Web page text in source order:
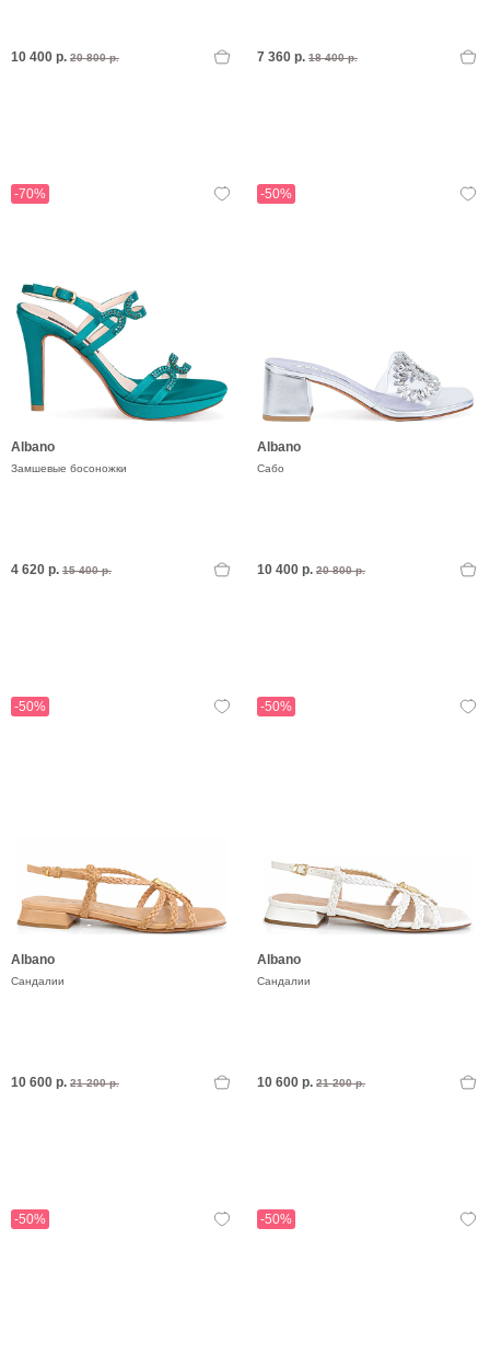
10 400 р. 20 800 р. 7 360 р. 18 400 р.
-70%
Albano
Замшевые босоножки
4 620 р. 15 400 р.
-50%
Albano
Сабо
10 400 р. 20 800 р.
-50%
Albano
Сандалии
10 600 р. 21 200 р.
-50%
Albano
Сандалии
10 600 р. 21 200 р.
-50% -50%